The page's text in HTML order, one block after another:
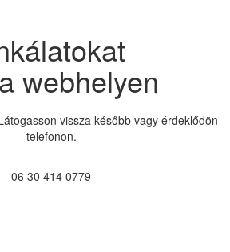
webhelyen
vissza később vagy érdeklődön
telefonon.
06 30 414 0779